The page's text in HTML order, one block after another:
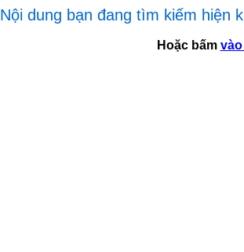
Nội dung bạn đang tìm kiếm hiện
Hoặc bấm